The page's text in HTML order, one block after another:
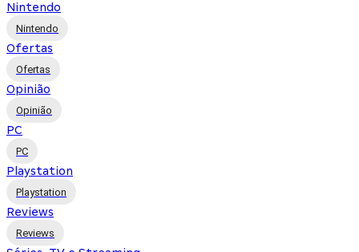
Nintendo
Nintendo
Ofertas
Ofertas
Opinião
Opinião
PC
PC
Playstation
Playstation
Reviews
Reviews